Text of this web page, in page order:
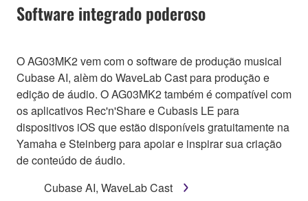
Software integrado poderoso
O AG03MK2 vem com o software de produção musical
Cubase AI, alèm do WaveLab Cast para produção e
edição de áudio. O AG03MK2 também é compatível com
os aplicativos Rec'n'Share e Cubasis LE para
dispositivos iOS que estão disponíveis gratuitamente na
Yamaha e Steinberg para apoiar e inspirar sua criação
de conteúdo de áudio.
Cubase AI, WaveLab Cast